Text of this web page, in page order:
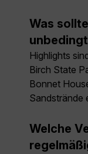
Was
Highlights
Birch State
Bonnet
Sandstrände
Welche